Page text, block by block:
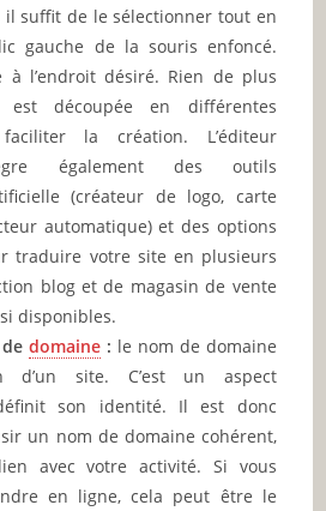
il suffit de le sélectionner tout en
gauche de la souris enfoncé.
à l’endroit désiré. Rien de plus
est découpée en différentes
la création. L’éditeur
également des outils
(créateur de logo, carte
automatique) et des options
traduire votre site en plusieurs
blog et de magasin de vente
disponibles.
dedomaine : le nom de domaine
d’un site. C’est un aspect
son identité. Il est donc
un nom de domaine cohérent,
avec votre activité. Si vous
en ligne, cela peut être le